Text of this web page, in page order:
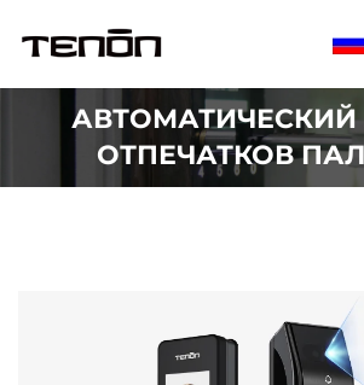
ОТПЕЧАТКОВ